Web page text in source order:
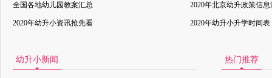
全国各地幼儿园教案汇总 2020年北京幼升政策信息
2020年幼升小资讯抢先看 2020年幼升小升学时间表
幼升小新闻 热门推荐